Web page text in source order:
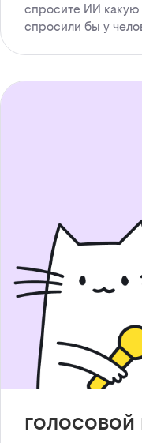
спросите ИИ какую
спросили бы у
голосовой